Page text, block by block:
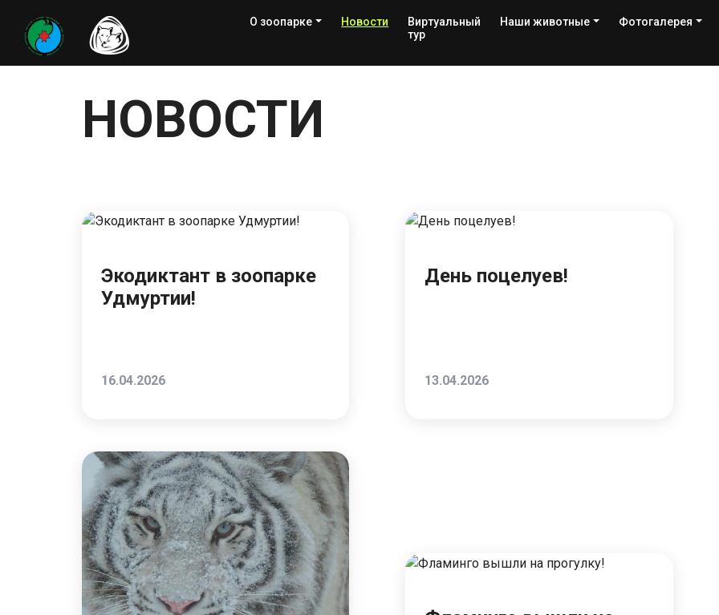
О зоопарке Новости
Виртуальный
тур
Наши животные Фотогалерея
НОВОСТИ
Экодиктант в зоопарке
Удмуртии!
16.04.2026
День поцелуев!
13.04.2026